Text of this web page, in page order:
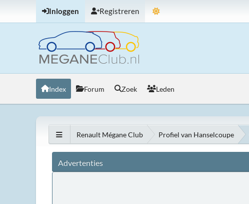
Inloggen Registreren
Index Forum Zoek Leden
Renault Mégane Club Profiel van Hanselcoupe
Advertenties